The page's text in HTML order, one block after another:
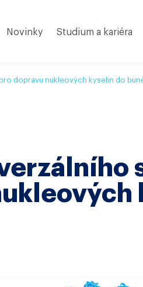
Novinky Studium a kariéra
dopravu nukleových kyselin do